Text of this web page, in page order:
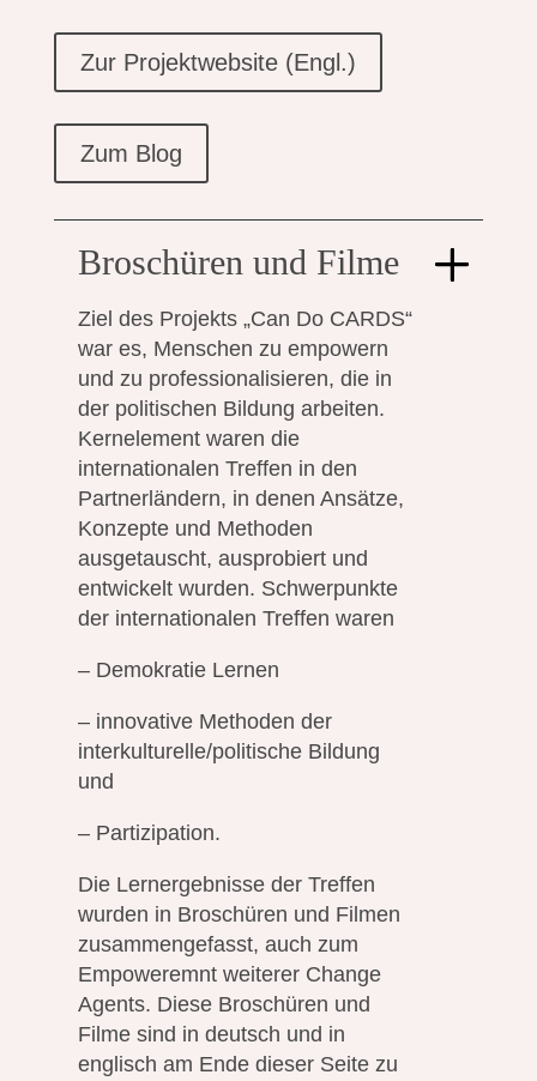
Zur Projektwebsite (Engl.)
Zum Blog
Broschüren und Filme
Ziel des Projekts „Can Do CARDS“
war es, Menschen zu empowern
und zu professionalisieren, die in
der politischen Bildung arbeiten.
Kernelement waren die
internationalen Treffen in den
Partnerländern, in denen Ansätze,
Konzepte und Methoden
ausgetauscht, ausprobiert und
entwickelt wurden. Schwerpunkte
der internationalen Treffen waren
– Demokratie Lernen
– innovative Methoden der
interkulturelle/politische Bildung
und
– Partizipation.
Die Lernergebnisse der Treffen
wurden in Broschüren und Filmen
zusammengefasst, auch zum
Empoweremnt weiterer Change
Agents. Diese Broschüren und
Filme sind in deutsch und in
englisch am Ende dieser Seite zu